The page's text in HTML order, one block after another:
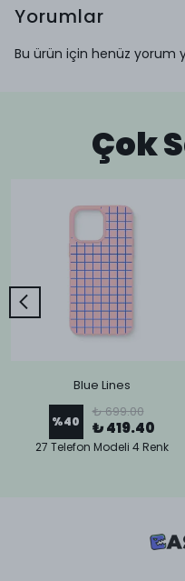
Yorumlar
Bu ürün için henüz yorum
Çok
Blue Lines
%40
₺ 699.00
₺ 419.40
27 Telefon Modeli 4 Renk